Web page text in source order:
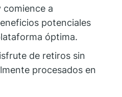
comience a
potenciales
óptima.
de retiros sin
procesados en